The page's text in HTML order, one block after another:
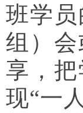
班学
组）
享，
现“一